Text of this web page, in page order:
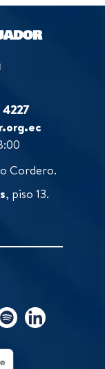
Cordero.
, piso 13.